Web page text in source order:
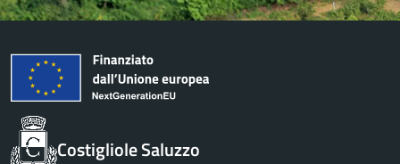
Costigliole Saluzzo